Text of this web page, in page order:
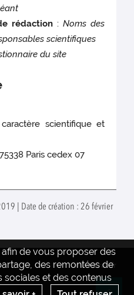
rédaction : Noms des
scientifiques
du site
scientifique et
Paris cedex 07
| Date de création : 26 février
de vous proposer des
des remontées de
et des contenus
www.inrae.fr